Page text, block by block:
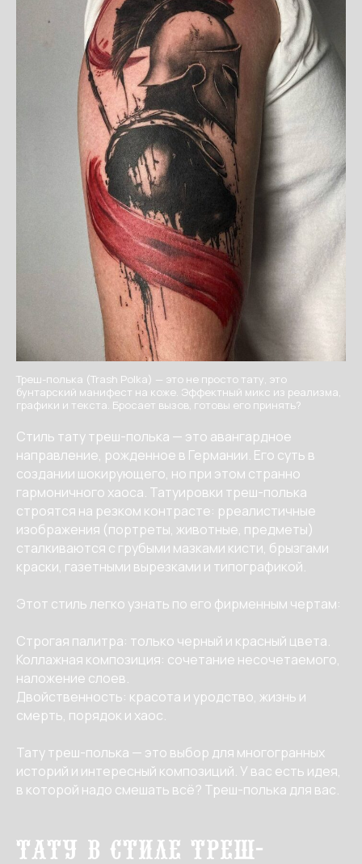
Треш-полька (Trash Polka) — это не просто тату, это
бунтарский манифест на коже. Эффектный микс из реализма,
графики и текста. Бросает вызов, готовы его принять?
Стиль тату треш-полька — это авангардное
направление, рожденное в Германии. Его суть в
создании шокирующего, но при этом странно
гармоничного хаоса. Татуировки треш-полька
строятся на резком контрасте: рреалистичные
изображения (портреты, животные, предметы)
сталкиваются с грубыми мазками кисти, брызгами
краски, газетными вырезками и типографикой.
Этот стиль легко узнать по его фирменным чертам:
Строгая палитра: только черный и красный цвета.
Коллажная композиция: сочетание несочетаемого,
наложение слоев.
Двойственность: красота и уродство, жизнь и
смерть, порядок и хаос.
Тату треш-полька — это выбор для многогранных
историй и интересный композиций. У вас есть идея,
в которой надо смешать всё? Треш-полька для вас.
Тату в стиле Треш-